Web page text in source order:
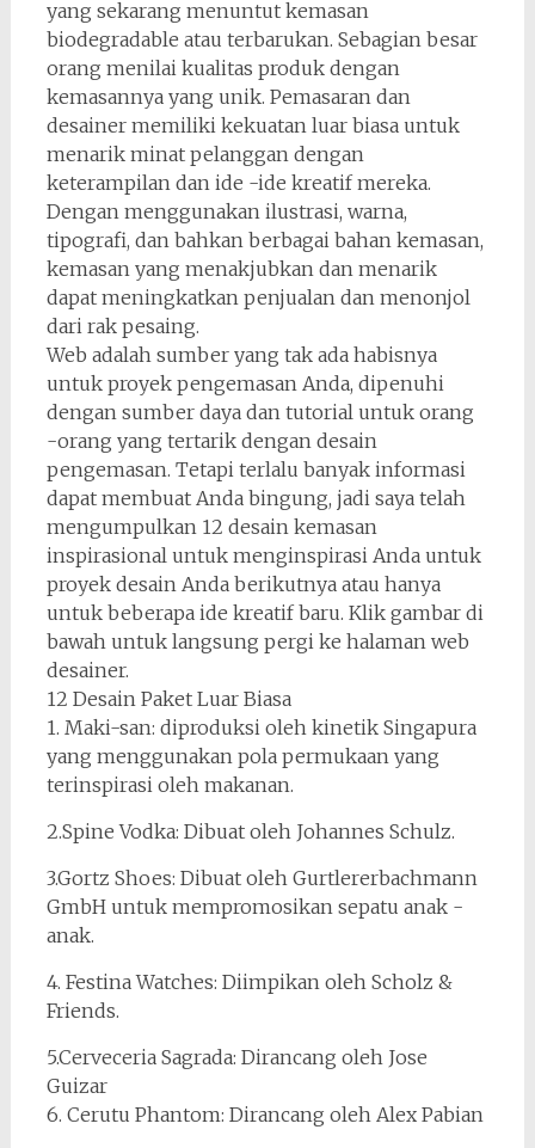
yang sekarang menuntut kemasan
biodegradable atau terbarukan. Sebagian besar
orang menilai kualitas produk dengan
kemasannya yang unik. Pemasaran dan
desainer memiliki kekuatan luar biasa untuk
menarik minat pelanggan dengan
keterampilan dan ide -ide kreatif mereka.
Dengan menggunakan ilustrasi, warna,
tipografi, dan bahkan berbagai bahan kemasan,
kemasan yang menakjubkan dan menarik
dapat meningkatkan penjualan dan menonjol
dari rak pesaing.
Web adalah sumber yang tak ada habisnya
untuk proyek pengemasan Anda, dipenuhi
dengan sumber daya dan tutorial untuk orang
-orang yang tertarik dengan desain
pengemasan. Tetapi terlalu banyak informasi
dapat membuat Anda bingung, jadi saya telah
mengumpulkan 12 desain kemasan
inspirasional untuk menginspirasi Anda untuk
proyek desain Anda berikutnya atau hanya
untuk beberapa ide kreatif baru. Klik gambar di
bawah untuk langsung pergi ke halaman web
desainer.
12 Desain Paket Luar Biasa
1. Maki-san: diproduksi oleh kinetik Singapura
yang menggunakan pola permukaan yang
terinspirasi oleh makanan.
2.Spine Vodka: Dibuat oleh Johannes Schulz.
3.Gortz Shoes: Dibuat oleh Gurtlererbachmann
GmbH untuk mempromosikan sepatu anak -
anak.
4. Festina Watches: Diimpikan oleh Scholz &
Friends.
5.Cerveceria Sagrada: Dirancang oleh Jose
Guizar
6. Cerutu Phantom: Dirancang oleh Alex Pabian